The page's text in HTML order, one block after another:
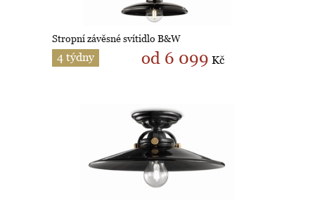
Stropní závěsné svítidlo B&W
4 týdny od 6 099 Kč